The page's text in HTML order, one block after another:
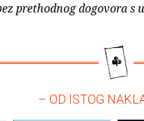
prethodnog dogovora s
– OD ISTOG